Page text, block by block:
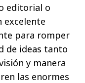
editorial o
excelente
para romper
de ideas tanto
y manera
las enormes